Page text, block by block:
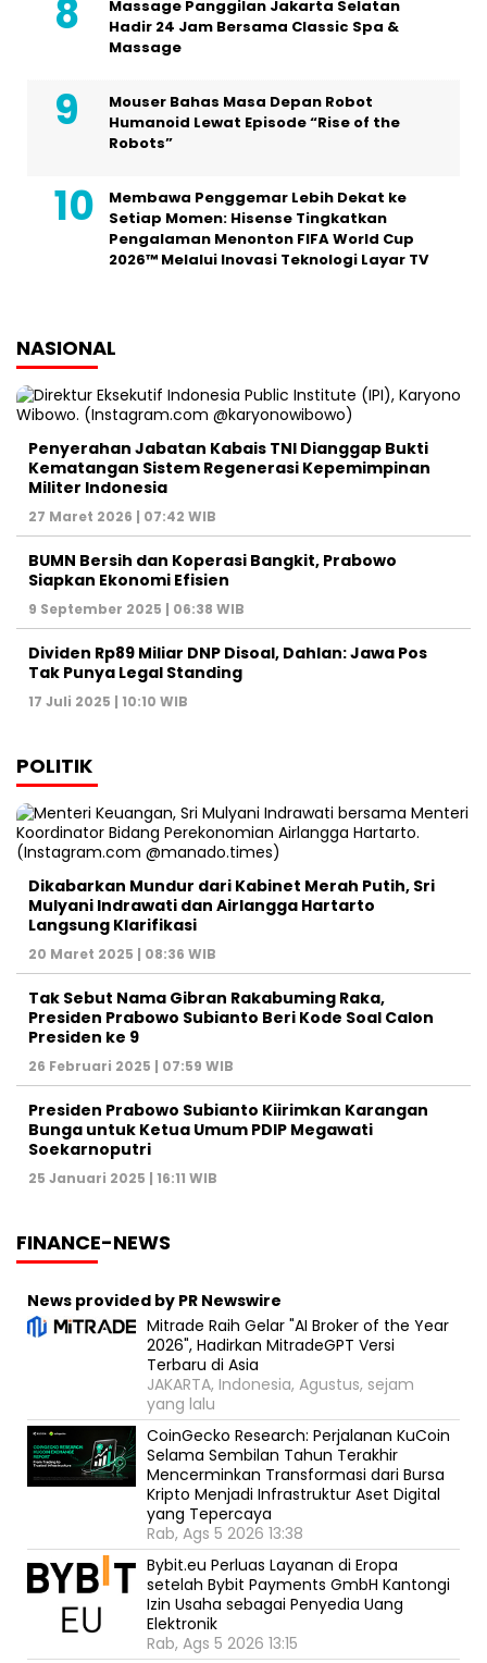
Massage Panggilan Jakarta Selatan
Hadir 24 Jam Bersama Classic Spa &
Massage
Mouser Bahas Masa Depan Robot
Humanoid Lewat Episode “Rise of the
Robots”
Membawa Penggemar Lebih Dekat ke
Setiap Momen: Hisense Tingkatkan
Pengalaman Menonton FIFA World Cup
2026™ Melalui Inovasi Teknologi Layar TV
NASIONAL
Penyerahan Jabatan Kabais TNI Dianggap Bukti
Kematangan Sistem Regenerasi Kepemimpinan
Militer Indonesia
27 Maret 2026 | 07:42 WIB
BUMN Bersih dan Koperasi Bangkit, Prabowo
Siapkan Ekonomi Efisien
9 September 2025 | 06:38 WIB
Dividen Rp89 Miliar DNP Disoal, Dahlan: Jawa Pos
Tak Punya Legal Standing
17 Juli 2025 | 10:10 WIB
POLITIK
Dikabarkan Mundur dari Kabinet Merah Putih, Sri
Mulyani Indrawati dan Airlangga Hartarto
Langsung Klarifikasi
20 Maret 2025 | 08:36 WIB
Tak Sebut Nama Gibran Rakabuming Raka,
Presiden Prabowo Subianto Beri Kode Soal Calon
Presiden ke 9
26 Februari 2025 | 07:59 WIB
Presiden Prabowo Subianto Kiirimkan Karangan
Bunga untuk Ketua Umum PDIP Megawati
Soekarnoputri
25 Januari 2025 | 16:11 WIB
FINANCE-NEWS
News provided by PR Newswire
Mitrade Raih Gelar "AI Broker of the Year
2026", Hadirkan MitradeGPT Versi
Terbaru di Asia
JAKARTA, Indonesia, Agustus, sejam
yang lalu
CoinGecko Research: Perjalanan KuCoin
Selama Sembilan Tahun Terakhir
Mencerminkan Transformasi dari Bursa
Kripto Menjadi Infrastruktur Aset Digital
yang Tepercaya
Rab, Ags 5 2026 13:38
Bybit.eu Perluas Layanan di Eropa
setelah Bybit Payments GmbH Kantongi
Izin Usaha sebagai Penyedia Uang
Elektronik
Rab, Ags 5 2026 13:15